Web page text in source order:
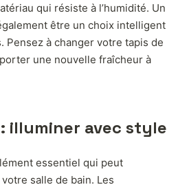
qui résiste à l’humidité. Un
être un choix intelligent
Pensez à changer votre tapis de
une nouvelle fraîcheur à
illuminer avec style
essentiel qui peut
salle de bain. Les